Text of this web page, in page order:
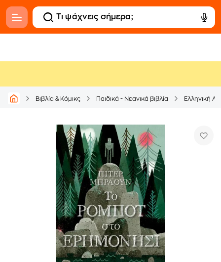
Βιβλία & Κόμικς Παιδικά - Νεανικά βιβλία Ελληνική